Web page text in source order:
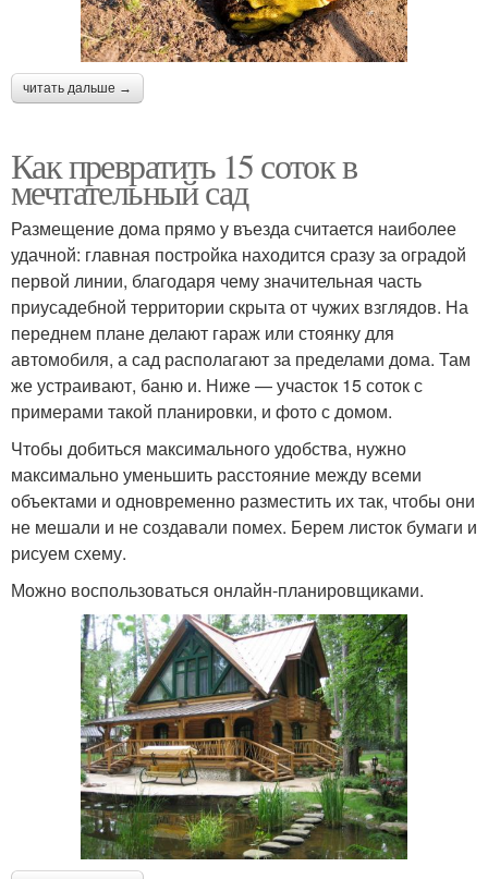
читать дальше →
Как превратить 15 соток в
мечтательный сад
Размещение дома прямо у въезда считается наиболее
удачной: главная постройка находится сразу за оградой
первой линии, благодаря чему значительная часть
приусадебной территории скрыта от чужих взглядов. На
переднем плане делают гараж или стоянку для
автомобиля, а сад располагают за пределами дома. Там
же устраивают, баню и. Ниже — участок 15 соток с
примерами такой планировки, и фото с домом.
Чтобы добиться максимального удобства, нужно
максимально уменьшить расстояние между всеми
объектами и одновременно разместить их так, чтобы они
не мешали и не создавали помех. Берем листок бумаги и
рисуем схему.
Можно воспользоваться онлайн-планировщиками.